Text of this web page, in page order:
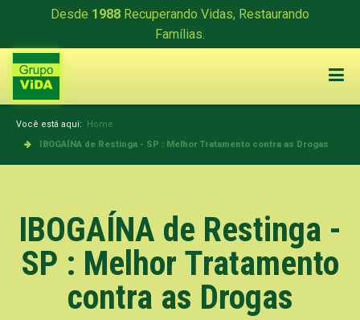
Desde 1988 Recuperando Vidas, Restaurando
Famílias.
Você está aqui: Home
IBOGAÍNA de Restinga - SP : Melhor Tratamento contra as Drogas
IBOGAÍNA de Restinga -
SP : Melhor Tratamento
contra as Drogas